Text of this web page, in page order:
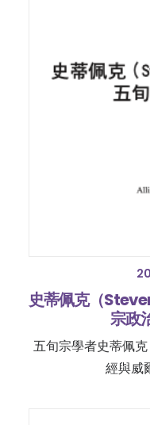
史蒂佩克（
宗政
五旬宗學者史蒂佩
經與威